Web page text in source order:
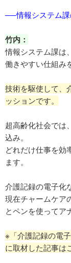
──情報システム課
竹内：
情報システム課は
働きやすい仕組み
技術を駆使して、
ッションです。
超高齢化社会では
込み。
どれだけ仕事を効
ます。
介護記録の電子化
現在チャームケア
とペンを使ってア
※「介護記録の電
に取材した記事は